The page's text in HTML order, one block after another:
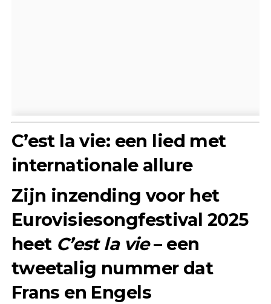
C’est la vie: een lied met
internationale allure
Zijn inzending voor het
Eurovisiesongfestival 2025
heet C’est la vie– een
tweetalig nummer dat
Frans en Engels